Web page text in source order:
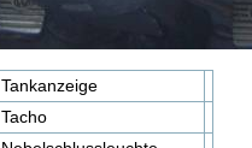
Tankanzeige
Tacho